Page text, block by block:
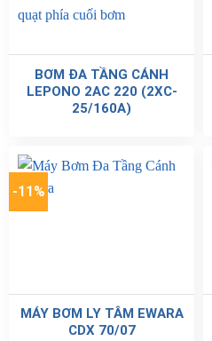
BƠM ĐA TẦNG CÁNH
LEPONO 2AC 220 (2XC-
25/160A)
-11%
MÁY BƠM LY TÂM EWARA
CDX 70/07